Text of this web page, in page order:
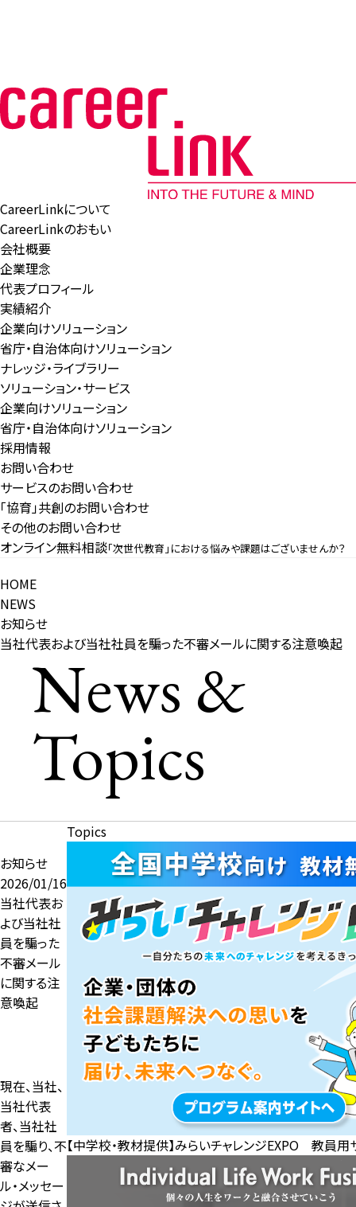
CareerLinkについて
CareerLinkのおもい
会社概要
企業理念
代表プロフィール
実績紹介
企業向けソリューション
省庁・自治体向けソリューション
ナレッジ・ライブラリー
ソリューション・サービス
企業向けソリューション
省庁・自治体向けソリューション
採用情報
お問い合わせ
サービスのお問い合わせ
「協育」共創のお問い合わせ
その他のお問い合わせ
オンライン無料相談「次世代教育」における悩みや課題はございませんか？
HOME
NEWS
お知らせ
当社代表および当社社員を騙った不審メールに関する注意喚起
News &
Topics
お知らせ
2026/01/16
当社代表お
よび当社社
員を騙った
不審メール
に関する注
意喚起
現在、当社、
当社代表
者、当社社
員を騙り、不
審なメー
ル・メッセー
Topics
【中学校・教材提供】みらいチャレンジEXPO 教員用